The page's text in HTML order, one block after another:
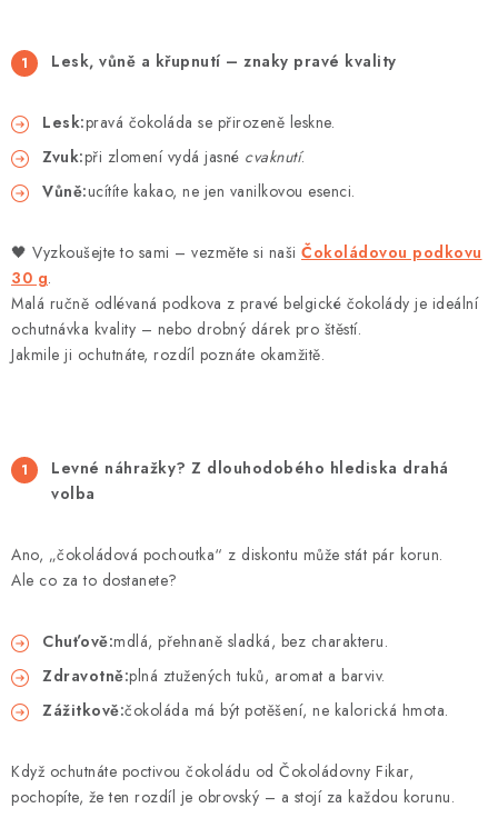
Lesk, vůně a křupnutí – znaky pravé kvality
Lesk:pravá čokoláda se přirozeně leskne.
Zvuk:při zlomení vydá jasné cvaknutí.
Vůně:ucítíte kakao, ne jen vanilkovou esenci.
🖤 Vyzkoušejte to sami – vezměte si naši Čokoládovou podkovu
30 g.
Malá ručně odlévaná podkova z pravé belgické čokolády je ideální
ochutnávka kvality – nebo drobný dárek pro štěstí.
Jakmile ji ochutnáte, rozdíl poznáte okamžitě.
Levné náhražky? Z dlouhodobého hlediska drahá
volba
Ano, „čokoládová pochoutka“ z diskontu může stát pár korun.
Ale co za to dostanete?
Chuťově:mdlá, přehnaně sladká, bez charakteru.
Zdravotně:plná ztužených tuků, aromat a barviv.
Zážitkově:čokoláda má být potěšení, ne kalorická hmota.
Když ochutnáte poctivou čokoládu od Čokoládovny Fikar,
pochopíte, že ten rozdíl je obrovský – a stojí za každou korunu.